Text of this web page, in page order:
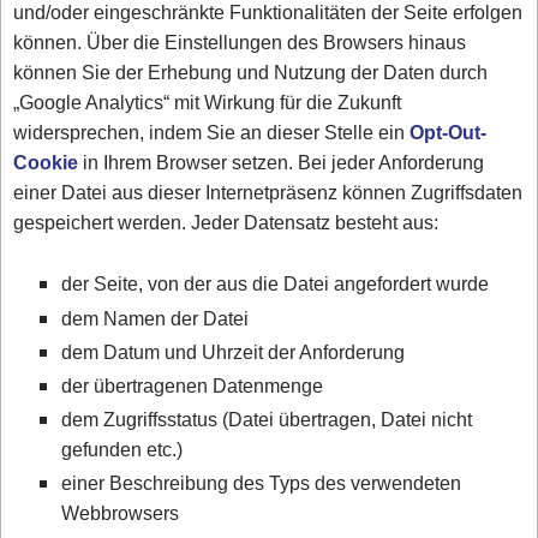
und/oder eingeschränkte Funktionalitäten der Seite erfolgen
können. Über die Einstellungen des Browsers hinaus
können Sie der Erhebung und Nutzung der Daten durch
„Google Analytics“ mit Wirkung für die Zukunft
widersprechen, indem Sie an dieser Stelle einOpt-Out-
Cookie in Ihrem Browser setzen. Bei jeder Anforderung
einer Datei aus dieser Internetpräsenz können Zugriffsdaten
gespeichert werden. Jeder Datensatz besteht aus:
der Seite, von der aus die Datei angefordert wurde
dem Namen der Datei
dem Datum und Uhrzeit der Anforderung
der übertragenen Datenmenge
dem Zugriffsstatus (Datei übertragen, Datei nicht
gefunden etc.)
einer Beschreibung des Typs des verwendeten
Webbrowsers